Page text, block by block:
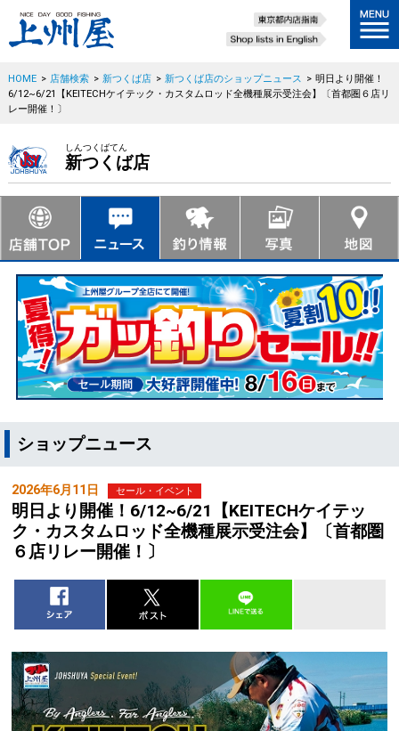
HOME > 店舗検索 > 新つくば店 > 新つくば店のショップニュース > 明日より開催！
6/12~6/21【KEITECHケイテック・カスタムロッド全機種展示受注会】〔首都圏６店リ
レー開催！〕
しんつくばてん
新つくば店
ショップニュース
2026年6月11日 セール・イベント
明日より開催！6/12~6/21【KEITECHケイテッ
ク・カスタムロッド全機種展示受注会】〔首都圏
６店リレー開催！〕